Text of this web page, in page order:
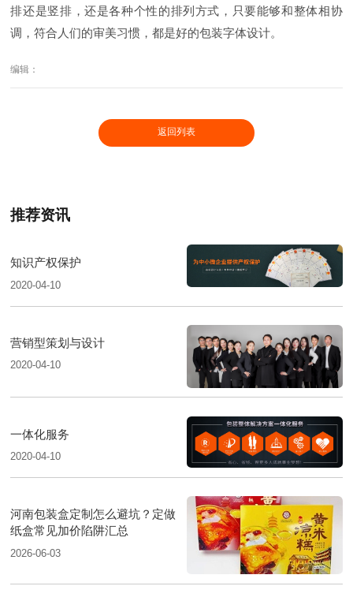
排还是竖排，还是各种个性的排列方式，只要能够和整体相协
调，符合人们的审美习惯，都是好的包装字体设计。
编辑：
返回列表
推荐资讯
知识产权保护
2020-04-10
营销型策划与设计
2020-04-10
一体化服务
2020-04-10
河南包装盒定制怎么避坑？定做
纸盒常见加价陷阱汇总
2026-06-03